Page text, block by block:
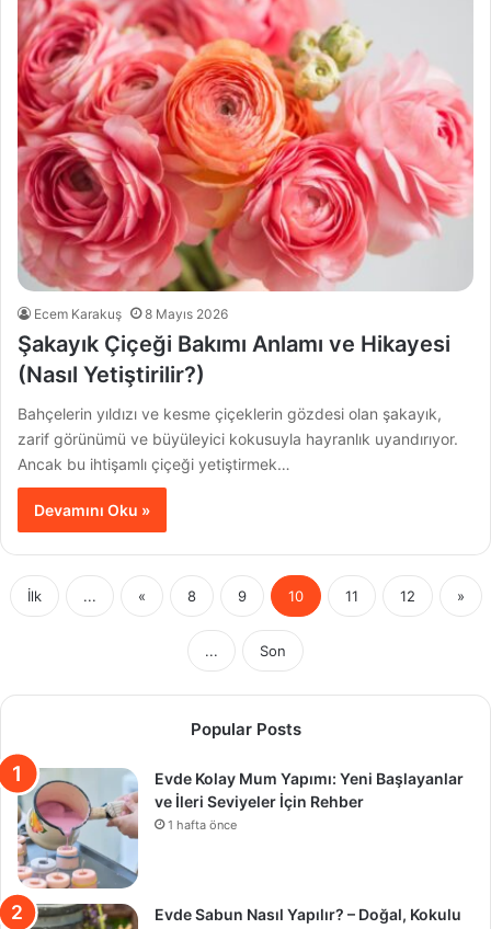
Ecem Karakuş 8 Mayıs 2026
Şakayık Çiçeği Bakımı Anlamı ve Hikayesi
(Nasıl Yetiştirilir?)
Bahçelerin yıldızı ve kesme çiçeklerin gözdesi olan şakayık,
zarif görünümü ve büyüleyici kokusuyla hayranlık uyandırıyor.
Ancak bu ihtişamlı çiçeği yetiştirmek…
Devamını Oku »
İlk ... « 8 9 10 11 12 »
... Son
Popular Posts
Evde Kolay Mum Yapımı: Yeni Başlayanlar
ve İleri Seviyeler İçin Rehber
1 hafta önce
Evde Sabun Nasıl Yapılır? – Doğal, Kokulu